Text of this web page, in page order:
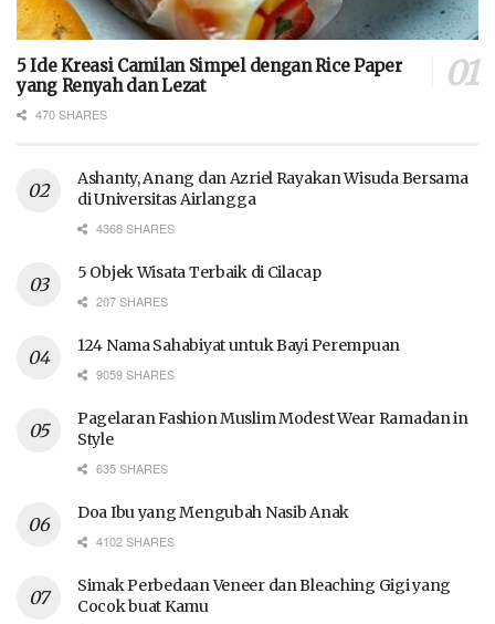
5 Ide Kreasi Camilan Simpel dengan Rice Paper
yang Renyah dan Lezat
470 SHARES
Ashanty, Anang dan Azriel Rayakan Wisuda Bersama
di Universitas Airlangga
4368 SHARES
5 Objek Wisata Terbaik di Cilacap
207 SHARES
124 Nama Sahabiyat untuk Bayi Perempuan
9059 SHARES
Pagelaran Fashion Muslim Modest Wear Ramadan in
Style
635 SHARES
Doa Ibu yang Mengubah Nasib Anak
4102 SHARES
Simak Perbedaan Veneer dan Bleaching Gigi yang
Cocok buat Kamu